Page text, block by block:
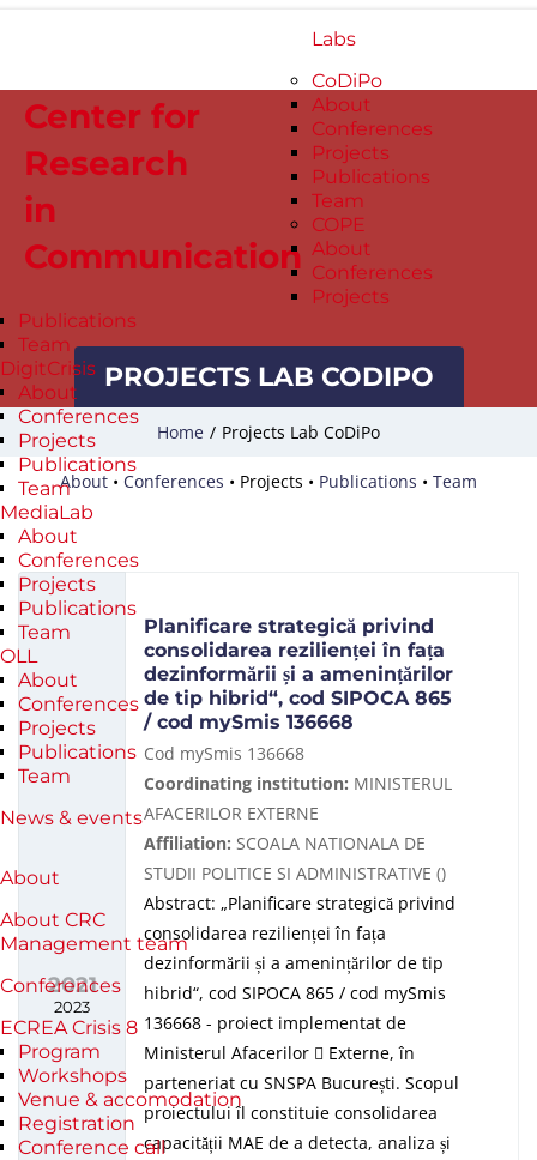
Center for
Research
in
Communication
Labs
CoDiPo
About
Conferences
Projects
Publications
Team
COPE
About
Conferences
Projects
Publications
Team
DigitCrisis
About
Conferences
Projects
Publications
Team
MediaLab
About
Conferences
Projects
Publications
Team
OLL
About
Conferences
Projects
Publications
Team
News & events
About
About CRC
Management team
Conferences
ECREA Crisis 8
Program
Workshops
Venue & accomodation
Registration
Conference call
PROJECTS LAB CODIPO
Home / Projects Lab CoDiPo
About • Conferences • Projects • Publications • Team
2021
2023
Planificare strategică privind
consolidarea rezilienței în fața
dezinformării și a amenințărilor
de tip hibrid“, cod SIPOCA 865
/ cod mySmis 136668
Cod mySmis 136668
Coordinating institution: MINISTERUL
AFACERILOR EXTERNE
Affiliation: SCOALA NATIONALA DE
STUDII POLITICE SI ADMINISTRATIVE ()
Abstract: „Planificare strategică privind
consolidarea rezilienței în fața
dezinformării și a amenințărilor de tip
hibrid“, cod SIPOCA 865 / cod mySmis
136668 - proiect implementat de
Ministerul Afacerilor
Externe, în
parteneriat cu SNSPA București. Scopul
proiectului îl constituie consolidarea
capacității MAE de a detecta, analiza și